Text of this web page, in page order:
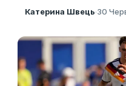
Катерина Швець·30